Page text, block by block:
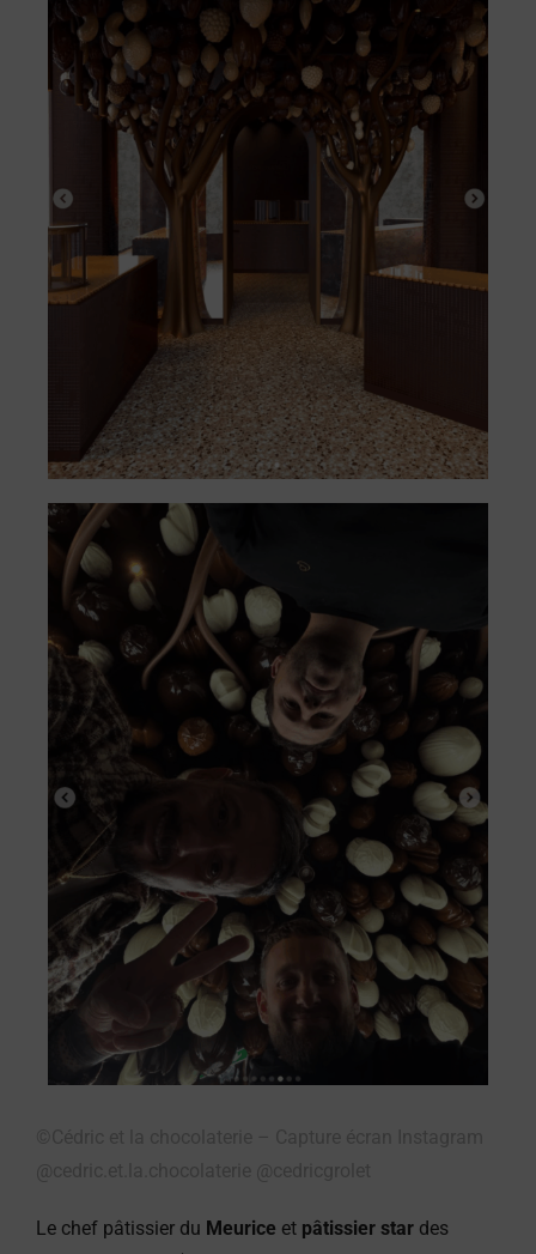
Le chef pâtissier du Meurice et pâtissier star des